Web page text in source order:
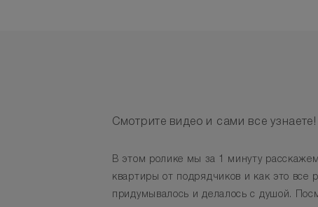
Смотрите видео и сами все узнаете!
В этом ролике мы за 1 минуту
квартиры от подрядчиков и как это все
придумывалось и делалось с душой.